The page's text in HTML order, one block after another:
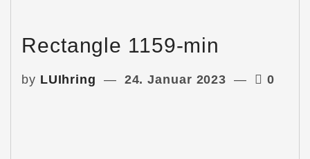
Rectangle 1159-min
by LUIhring 24. Januar 2023 0